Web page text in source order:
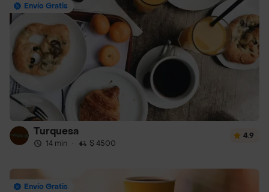
Envío Gratis
Turquesa
14 min · $ 4500
4.9
Envío Gratis